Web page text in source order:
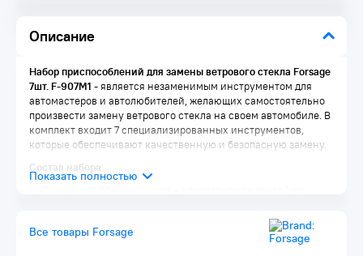
Описание
Набор приспособлений для замены ветрового стекла Forsage
7шт. F-907M1 - является незаменимым инструментом для
автомастеров и автолюбителей, желающих самостоятельно
произвести замену ветрового стекла на своем автомобиле. В
комплект входит 7 специализированных инструментов,
которые обеспечивают качественную и безопасную замену.
Состав набора:
пластиковыми рукоятками и системой фиксации, что
позволяет легко управлять проволокой во время работы.
Все товары Forsage